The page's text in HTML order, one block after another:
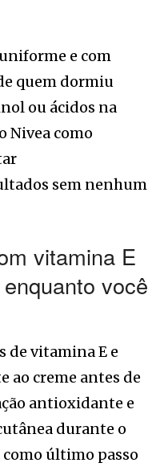
e com
quem dormiu
ou ácidos na
Nivea como
sem nenhum
vitamina E
você
de vitamina E e
ao creme antes de
antioxidante e
durante o
último passo